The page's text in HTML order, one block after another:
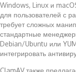
Windows, Linux и
для пользователей с
требует сложных
стандартные
Debian/Ubuntu или
интегрировать
ClamAV также